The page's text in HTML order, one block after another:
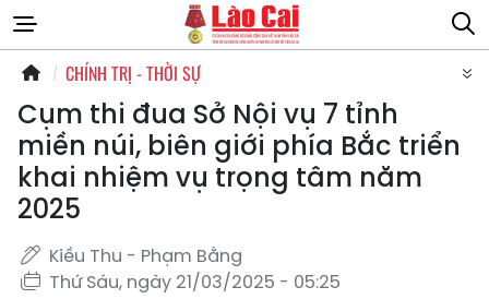
CHÍNH TRỊ - THỜI SỰ
Cụm thi đua Sở Nội vụ 7 tỉnh
miền núi, biên giới phía Bắc triển
khai nhiệm vụ trọng tâm năm
2025
Kiều Thu - Phạm Bằng
Thứ Sáu, ngày 21/03/2025 - 05:25